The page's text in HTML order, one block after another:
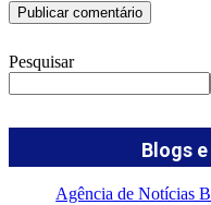
Pesquisar
Blogs
Agência de Notícias